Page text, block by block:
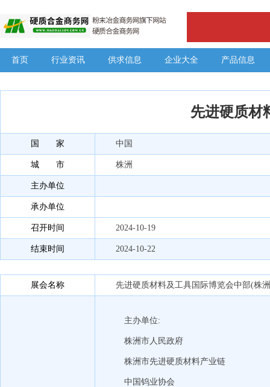
首页 行业资讯 供求信息 企业大全 产品信息
先进硬质材
国 家 中国
城 市 株洲
主办单位
承办单位
召开时间 2024-10-19
结束时间 2024-10-22
展会名称 先进硬质材料及工具国际博览会中部(株
主办单位:
株洲市人民政府
株洲市先进硬质材料产业链
中国钨业协会